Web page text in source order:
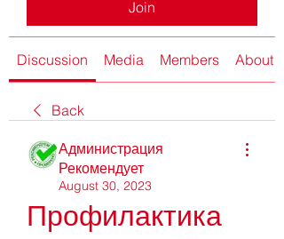
Join
Discussion Media Members About
Back
Администрация
Рекомендует
August 30, 2023
Профилактика